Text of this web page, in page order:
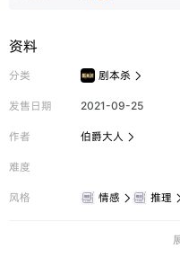
资料
分类 剧本杀 
发售日期 2021-09-25
作者 伯爵大人 
难度
风格 情感  推理